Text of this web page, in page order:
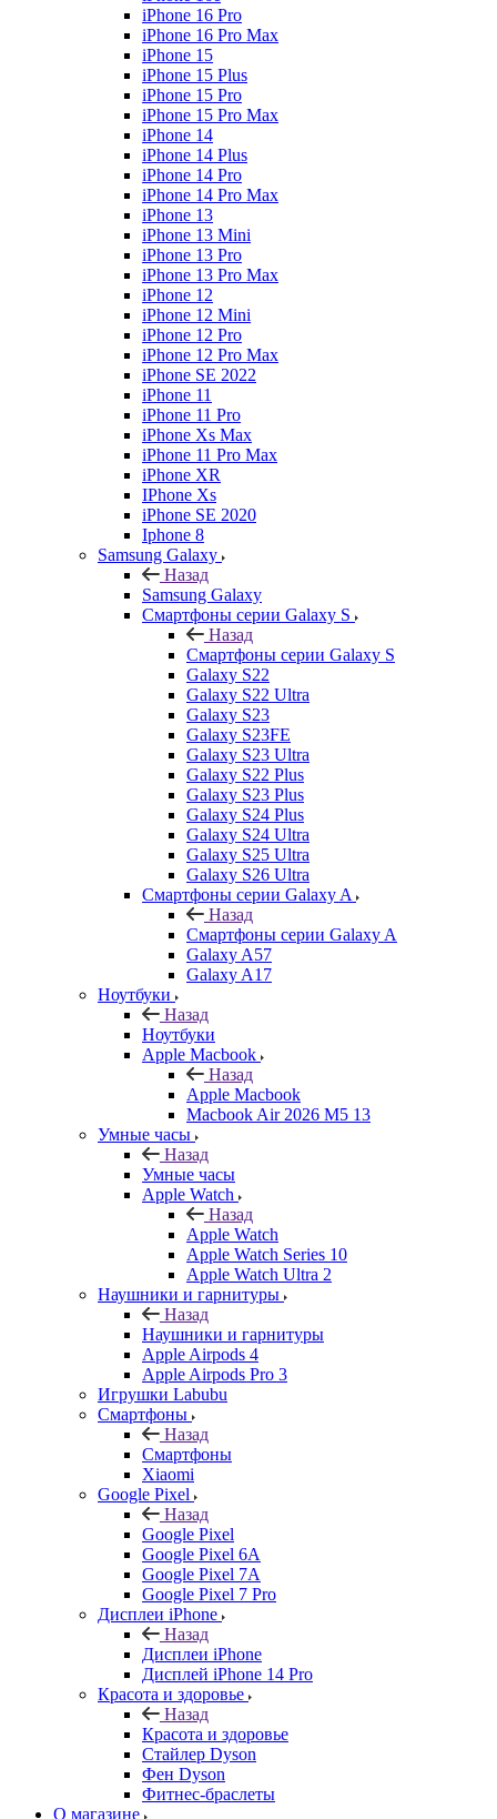
iPhone 16 Pro
iPhone 16 Pro Max
iPhone 15
iPhone 15 Plus
iPhone 15 Pro
iPhone 15 Pro Max
iPhone 14
iPhone 14 Plus
iPhone 14 Pro
iPhone 14 Pro Max
iPhone 13
iPhone 13 Mini
iPhone 13 Pro
iPhone 13 Pro Max
iPhone 12
iPhone 12 Mini
iPhone 12 Pro
iPhone 12 Pro Max
iPhone SE 2022
iPhone 11
iPhone 11 Pro
iPhone Xs Max
iPhone 11 Pro Max
iPhone XR
IPhone Xs
iPhone SE 2020
Iphone 8
Samsung Galaxy
Назад
Samsung Galaxy
Смартфоны серии Galaxy S
Назад
Смартфоны серии Galaxy S
Galaxy S22
Galaxy S22 Ultra
Galaxy S23
Galaxy S23FE
Galaxy S23 Ultra
Galaxy S22 Plus
Galaxy S23 Plus
Galaxy S24 Plus
Galaxy S24 Ultra
Galaxy S25 Ultra
Galaxy S26 Ultra
Смартфоны серии Galaxy A
Назад
Смартфоны серии Galaxy A
Galaxy A57
Galaxy A17
Ноутбуки
Назад
Ноутбуки
Apple Macbook
Назад
Apple Macbook
Macbook Air 2026 M5 13
Умные часы
Назад
Умные часы
Apple Watch
Назад
Apple Watch
Apple Watch Series 10
Apple Watch Ultra 2
Наушники и гарнитуры
Назад
Наушники и гарнитуры
Apple Airpods 4
Apple Airpods Pro 3
Игрушки Labubu
Смартфоны
Назад
Смартфоны
Xiaomi
Google Pixel
Назад
Google Pixel
Google Pixel 6A
Google Pixel 7А
Google Pixel 7 Pro
Дисплеи iPhone
Назад
Дисплеи iPhone
Дисплей iPhone 14 Pro
Красота и здоровье
Назад
Красота и здоровье
Стайлер Dyson
Фен Dyson
Фитнес-браслеты
О магазине